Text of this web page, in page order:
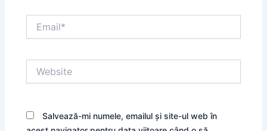
Salvează-mi numele, emailul și site-ul web în